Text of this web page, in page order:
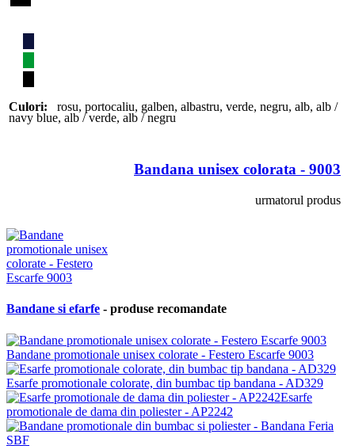
Culori: rosu, portocaliu, galben, albastru, verde, negru, alb, alb /
navy blue, alb / verde, alb / negru
Bandana unisex colorata - 9003
urmatorul produs
Bandane si efarfe - produse recomandate
Bandane promotionale unisex colorate - Festero Escarfe 9003
Esarfe promotionale colorate, din bumbac tip bandana - AD329
Esarfe
promotionale de dama din poliester - AP2242